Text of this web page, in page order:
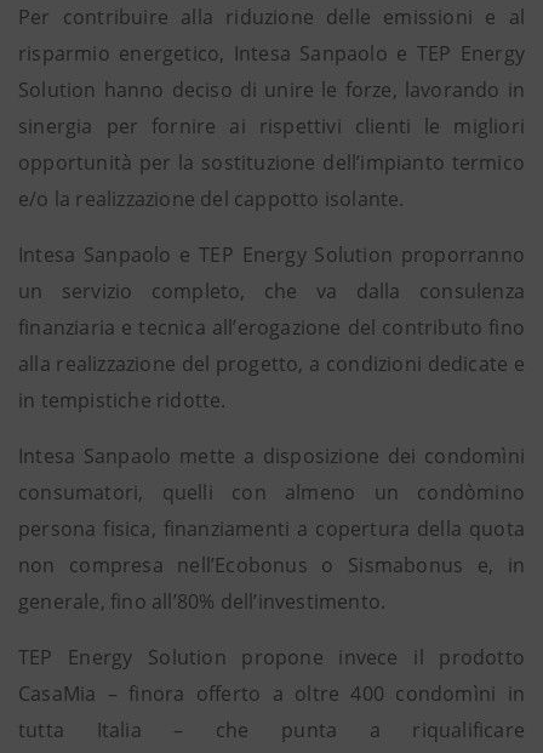
Per contribuire alla riduzione delle emissioni e al
risparmio energetico, Intesa Sanpaolo e TEP Energy
Solution hanno deciso di unire le forze, lavorando in
sinergia per fornire ai rispettivi clienti le migliori
opportunità per la sostituzione dell’impianto termico
e/o la realizzazione del cappotto isolante.
Intesa Sanpaolo e TEP Energy Solution proporranno
un servizio completo, che va dalla consulenza
finanziaria e tecnica all’erogazione del contributo fino
alla realizzazione del progetto, a condizioni dedicate e
in tempistiche ridotte.
Intesa Sanpaolo mette a disposizione dei condomìni
consumatori, quelli con almeno un condòmino
persona fisica, finanziamenti a copertura della quota
non compresa nell’Ecobonus o Sismabonus e, in
generale, fino all’80% dell’investimento.
TEP Energy Solution propone invece il prodotto
CasaMia – finora offerto a oltre 400 condomìni in
tutta Italia – che punta a riqualificare